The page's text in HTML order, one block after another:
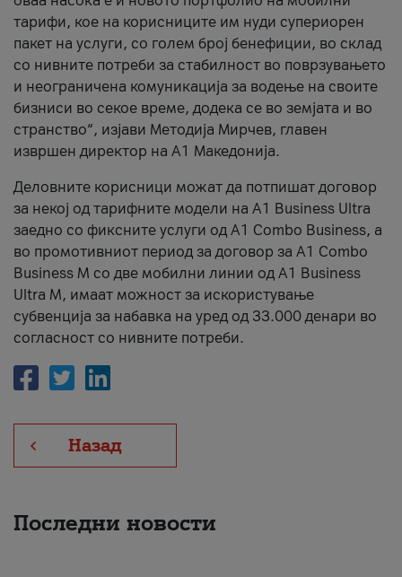
тарифи, кое на корисниците им нуди супериорен
пакет на услуги, со голем број бенефиции, во склад
со нивните потреби за стабилност во поврзувањето
и неограничена комуникација за водење на своите
бизниси во секое време, додека се во земјата и во
странство“, изјави Методија Мирчев, главен
извршен директор на А1 Македонија.
Деловните корисници можат да потпишат договор
за некој од тарифните модели на A1 Business Ultra
заедно со фиксните услуги од A1 Combo Business, а
во промотивниот период за договор за A1 Combo
Business M со две мобилни линии од A1 Business
Ultra M, имаат можност за искористување
субвенција за набавка на уред од 33.000 денари во
согласност со нивните потреби.
Назад
Последни новости